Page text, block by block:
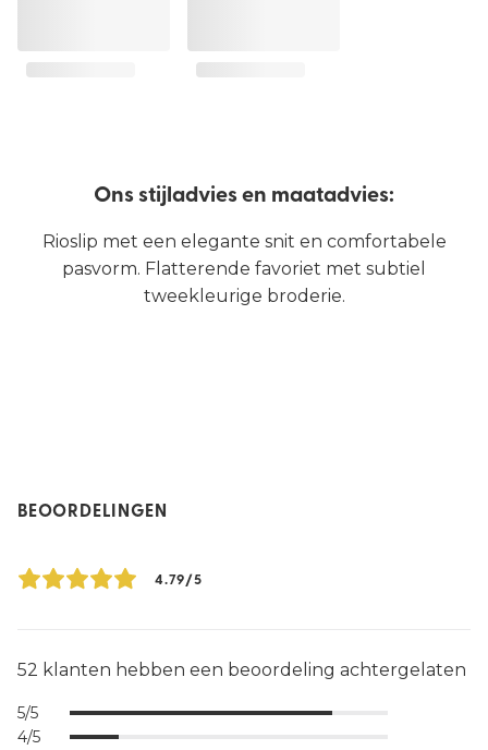
Ons stijladvies en maatadvies:
Rioslip met een elegante snit en comfortabele
pasvorm. Flatterende favoriet met subtiel
tweekleurige broderie.
BEOORDELINGEN
4.79/5
52 klanten hebben een beoordeling achtergelaten
5/5
4/5